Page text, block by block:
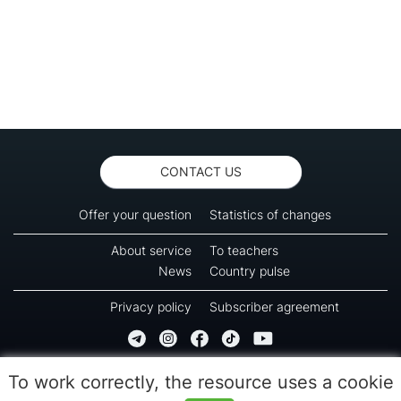
CONTACT US
Offer your question Statistics of changes
About service
To teachers
News
Country pulse
Privacy policy Subscriber agreement
All rights reserved. No part of information from this page can be copied, reprinted or
To work correctly, the resource uses a cookie